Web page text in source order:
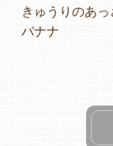
きゅうりのあ
バナナ